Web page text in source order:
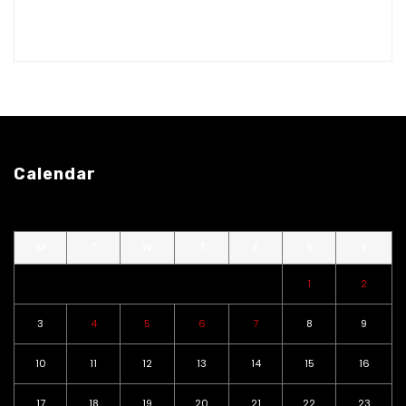
Calendar
1 2
3 4 5 6 7 8 9
10 11 12 13 14 15 16
17 18 19 20 21 22 23